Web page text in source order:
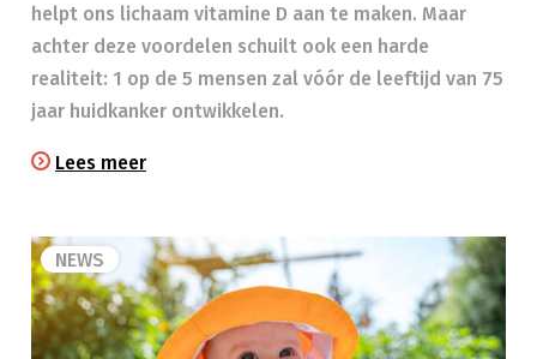
helpt ons lichaam vitamine D aan te maken. Maar
achter deze voordelen schuilt ook een harde
realiteit: 1 op de 5 mensen zal vóór de leeftijd van 75
jaar huidkanker ontwikkelen.
Lees meer
NEWS